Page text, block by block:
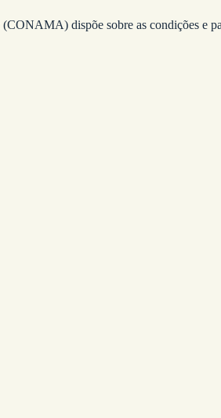
dispõe sobre as condições e